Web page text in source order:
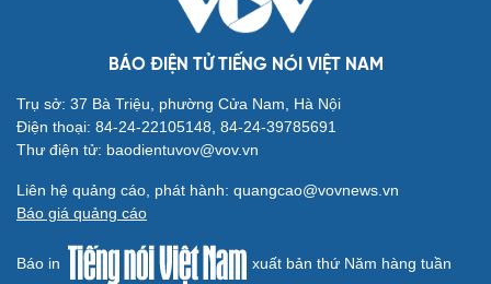
BÁO ĐIỆN TỬ TIẾNG NÓI VIỆT NAM
Trụ sở: 37 Bà Triệu, phường Cửa Nam, Hà Nội
Điện thoại: 84-24-22105148, 84-24-39785691
Thư điện tử: baodientuvov@vov.vn
Liên hệ quảng cáo, phát hành: quangcao@vovnews.vn
Báo giá quảng cáo
Báo in xuất bản thứ Năm hàng tuần